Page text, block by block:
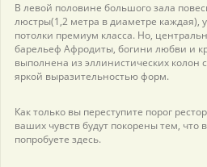
В левой половине большого зала
люстры(1,2 метра в диаметре каждая),
потолки премиум класса. Но,
барельеф Афродиты, богини любви и
выполнена из эллинистических колон
яркой выразительностью форм.
Как только вы переступите порог
ваших чувств будут покорены тем, что
попробуете здесь.